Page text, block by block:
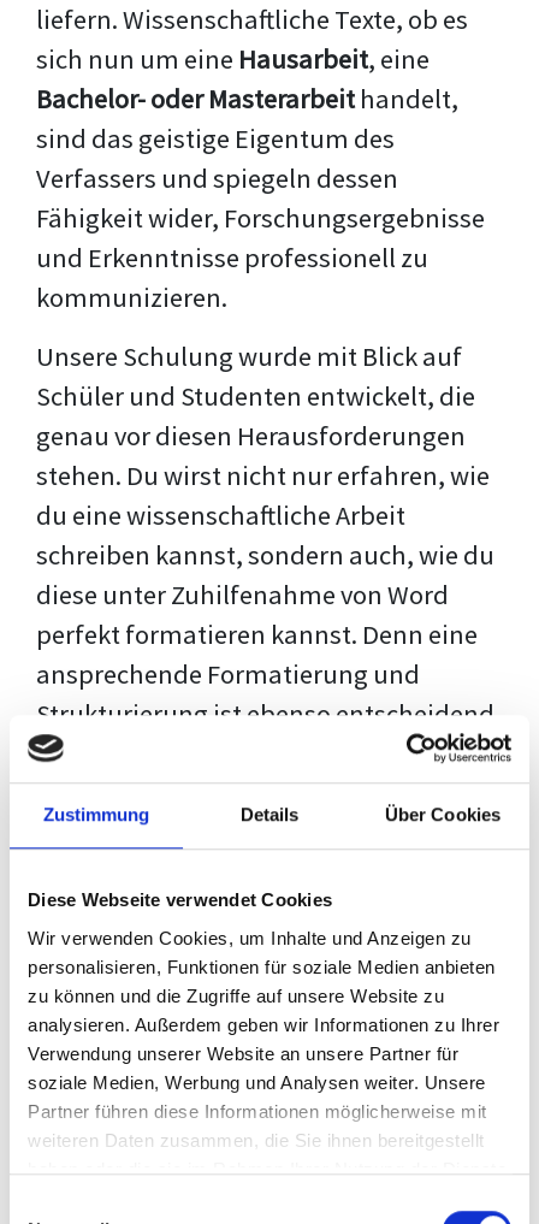
Zustimmung Details Über Cookies
Diese Webseite verwendet Cookies
Wir verwenden Cookies, um Inhalte und Anzeigen zu
personalisieren, Funktionen für soziale Medien anbieten
zu können und die Zugriffe auf unsere Website zu
analysieren. Außerdem geben wir Informationen zu Ihrer
Verwendung unserer Website an unsere Partner für
soziale Medien, Werbung und Analysen weiter. Unsere
Partner führen diese Informationen möglicherweise mit
weiteren Daten zusammen, die Sie ihnen bereitgestellt
haben oder die sie im Rahmen Ihrer Nutzung der Dienste
liefern. Wissenschaftliche Texte, ob es
sich nun um eine Hausarbeit, eine
Bachelor- oder Masterarbeithandelt,
sind das geistige Eigentum des
Verfassers und spiegeln dessen
Fähigkeit wider, Forschungsergebnisse
und Erkenntnisse professionell zu
kommunizieren.
Unsere Schulung wurde mit Blick auf
Schüler und Studenten entwickelt, die
genau vor diesen Herausforderungen
stehen. Du wirst nicht nur erfahren, wie
du eine wissenschaftliche Arbeit
schreiben kannst, sondern auch, wie du
diese unter Zuhilfenahme von Word
perfekt formatieren kannst. Denn eine
ansprechende Formatierung und
Strukturierung ist ebenso entscheidend
wie der Inhalt selbst. Jeder Prüfer hat
eigene Erwartungen, und unsere
Schulung ist so konzipiert, dass sie dir
deiner individuellen Vorlage zeigt,
anstatt eine Einheitslösung zu bieten.
Der Prozess des wissenschaftlichen
Schreibens kann ohne das richtige
Wissen eine große Herausforderung
darstellen. Jedoch, ausgestattet mit
denTechniken und Strategiendieses
Kurses, wird die Formatierung deiner